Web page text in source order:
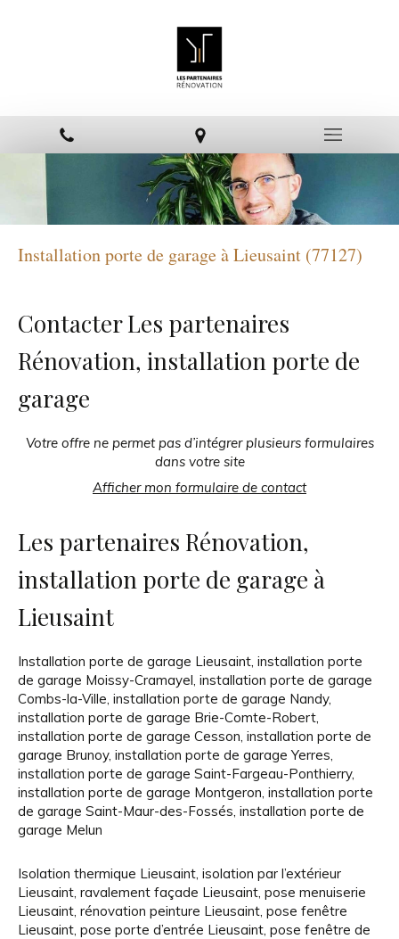
Installation porte de garage à Lieusaint (77127)
Contacter Les partenaires
Rénovation, installation porte de
garage
Votre offre ne permet pas d’intégrer plusieurs formulaires
dans votre site
Afficher mon formulaire de contact
Les partenaires Rénovation,
installation porte de garage à
Lieusaint
Installation porte de garage Lieusaint, installation porte
de garage Moissy-Cramayel, installation porte de garage
Combs-la-Ville, installation porte de garage Nandy,
installation porte de garage Brie-Comte-Robert,
installation porte de garage Cesson, installation porte de
garage Brunoy, installation porte de garage Yerres,
installation porte de garage Saint-Fargeau-Ponthierry,
installation porte de garage Montgeron, installation porte
de garage Saint-Maur-des-Fossés, installation porte de
garage Melun
Isolation thermique Lieusaint, isolation par l’extérieur
Lieusaint, ravalement façade Lieusaint, pose menuiserie
Lieusaint, rénovation peinture Lieusaint, pose fenêtre
Lieusaint, pose porte d’entrée Lieusaint, pose fenêtre de